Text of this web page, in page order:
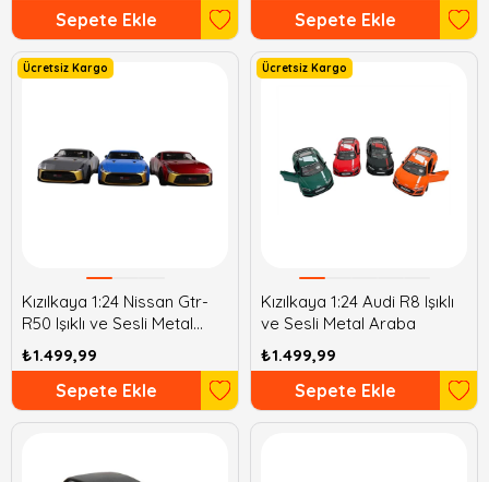
Sepete Ekle Sepete Ekle
Kızılkaya 1:24 Nissan Gtr-
R50 Işıklı ve Sesli Metal
Araba
₺1.499,99
Ücretsiz Kargo
Sepete Ekle
Kızılkaya 1:24 Audi R8 Işıklı
ve Sesli Metal Araba
₺1.499,99
Ücretsiz Kargo
Sepete Ekle